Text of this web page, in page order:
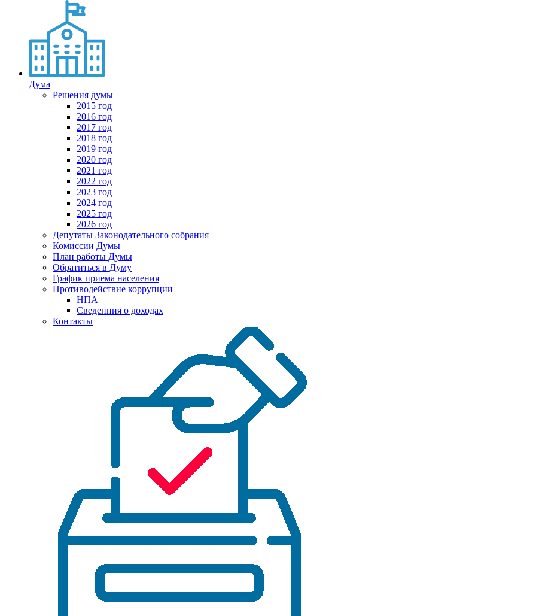
Дума
Решения думы
2015 год
2016 год
2017 год
2018 год
2019 год
2020 год
2021 год
2022 год
2023 год
2024 год
2025 год
2026 год
Депутаты Законодательного собрания
Комиссии Думы
План работы Думы
Обратиться в Думу
График приема населения
Противодействие коррупции
НПА
Сведенния о доходах
Контакты